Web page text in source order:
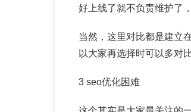
好上线了就不负责维护了
当然，这里对比都是建立
以大家再选择时可以多对
3 seo优化困难